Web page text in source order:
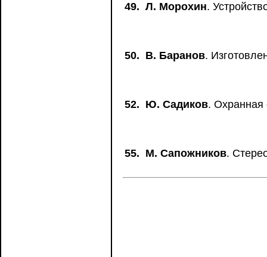
49. Л. Морохин.
50. В. Баранов.
52. Ю. Садиков. Охранная
55. М. Сапожников.